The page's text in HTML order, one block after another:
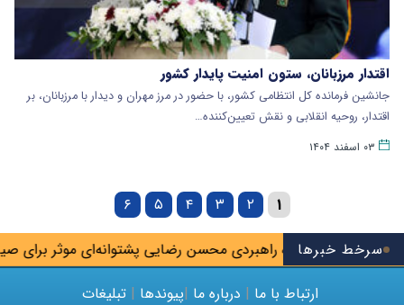
سرخط خبرها
ولایتی: نگاه راهبردی محسن رضایی پشتوانه‌ای موثر برای صیانت
اقتدار مرزبانان، ستون امنیت پایدار کشور
جانشین فرمانده کل انتظامی کشور، با حضور در مرز مهران و دیدار با مرزبانان، بر
اقتدار، روحیه انقلابی و نقش تعیین‌کننده…
۰۳ اسفند ۱۴۰۴
۱ ۲ ۳ ۴ ۵ ۶
ارتباط با ما | درباره ما |پیوندها | تبلیغات